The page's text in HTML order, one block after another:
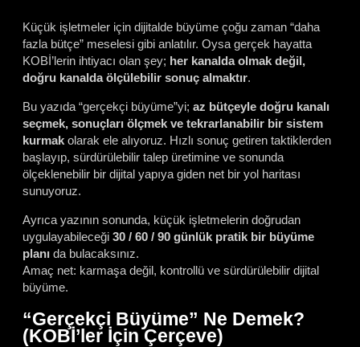
Küçük işletmeler için dijitalde büyüme çoğu zaman “daha
fazla bütçe” meselesi gibi anlatılır. Oysa gerçek hayatta
KOBİ’lerin ihtiyacı olan şey; her kanalda olmak değil,
doğru kanalda ölçülebilir sonuç almaktır.
Bu yazıda “gerçekçi büyüme”yi; az bütçeyle doğru kanalı
seçmek, sonuçları ölçmek ve tekrarlanabilir bir sistem
kurmak olarak ele alıyoruz. Hızlı sonuç getiren taktiklerden
başlayıp, sürdürülebilir talep üretimine ve sonunda
ölçeklenebilir bir dijital yapıya giden net bir yol haritası
sunuyoruz.
Ayrıca yazının sonunda, küçük işletmelerin doğrudan
uygulayabileceği 30 / 60 / 90 günlük pratik bir büyüme
planı da bulacaksınız.
Amaç net: karmaşa değil, kontrollü ve sürdürülebilir dijital
büyüme.
“Gerçekçi Büyüme” Ne Demek?
(KOBİ’ler İçin Çerçeve)